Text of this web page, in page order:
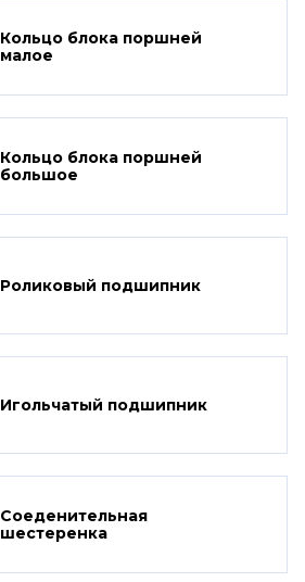
Кольцо блока поршней
малое
Кольцо блока поршней
большое
Роликовый подшипник
Игольчатый подшипник
Соеденительная
шестеренка